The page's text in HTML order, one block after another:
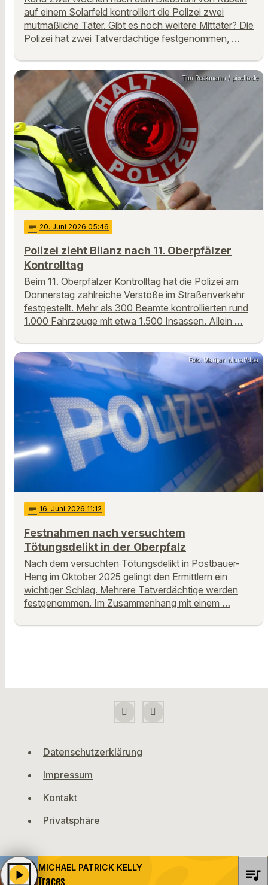
auf einem Solarfeld kontrolliert die Polizei zwei
mutmaßliche Täter. Gibt es noch weitere Mittäter? Die
Polizei hat zwei Tatverdächtige festgenommen, …
Tim Reckmann / pixelio.de
notes 20. Juni 2026 05:46
Polizei zieht Bilanz nach 11. Oberpfälzer
Kontrolltag
Beim 11. Oberpfälzer Kontrolltag hat die Polizei am
Donnerstag zahlreiche Verstöße im Straßenverkehr
festgestellt. Mehr als 300 Beamte kontrollierten rund
1.000 Fahrzeuge mit etwa 1.500 Insassen. Allein …
Foto: Marijan Murat/dpa
notes 16. Juni 2026 11:12
Festnahmen nach versuchtem
Tötungsdelikt in der Oberpfalz
Nach dem versuchten Tötungsdelikt in Postbauer-
Heng im Oktober 2025 gelingt den Ermittlern ein
wichtiger Schlag. Mehrere Tatverdächtige werden
festgenommen. Im Zusammenhang mit einem …
Datenschutzerklärung
Impressum
Kontakt
Privatsphäre
MICHAEL PATRICK KELLY
Traces
play_arrow queue_music